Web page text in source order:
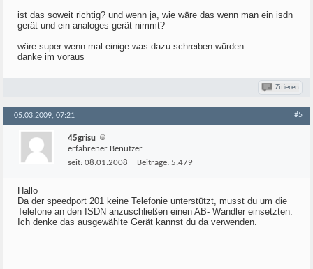
ist das soweit richtig? und wenn ja, wie wäre das wenn man ein isdn
gerät und ein analoges gerät nimmt?
wäre super wenn mal einige was dazu schreiben würden
danke im voraus
Zitieren
05.03.2009, 07:21 #5
45grisu
erfahrener Benutzer
seit: 08.01.2008 Beiträge: 5.479
Hallo
Da der speedport 201 keine Telefonie unterstützt, musst du um die
Telefone an den ISDN anzuschließen einen AB- Wandler einsetzten.
Ich denke das ausgewählte Gerät kannst du da verwenden.